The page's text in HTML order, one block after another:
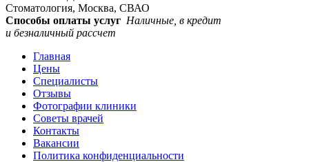
Стоматология, Москва, СВАО
Способы оплаты услуг Наличные, в кредит
и безналичный рассчет
Главная
Цены
Специалисты
Отзывы
Фотографии клиники
Советы врачей
Контакты
Вакансии
Политика конфиденциальности